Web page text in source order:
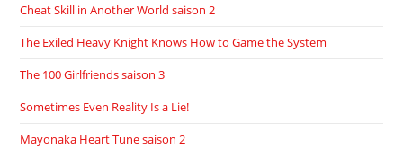
Cheat Skill in Another World saison 2
The Exiled Heavy Knight Knows How to Game the System
The 100 Girlfriends saison 3
Sometimes Even Reality Is a Lie!
Mayonaka Heart Tune saison 2